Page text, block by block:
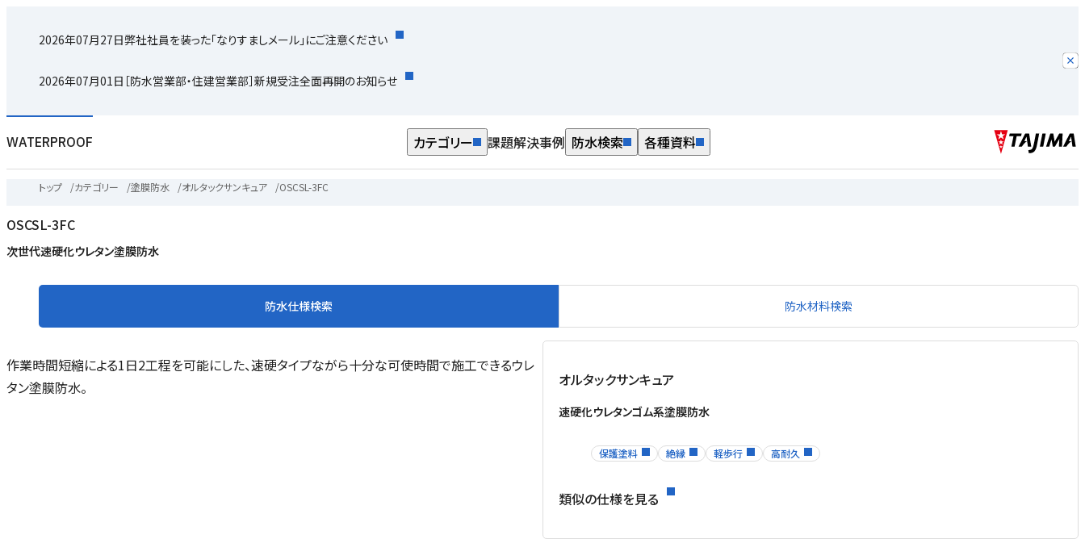
2026年07月27日弊社社員を装った「なりすましメール」にご注意ください
2026年07月01日 ［防水営業部・住建営業部］新規受注全面再開のお知らせ
WATERPROOF カテゴリー 課題解決事例 防水検索 各種資料
トップ /カテゴリー /塗膜防水 /オルタックサンキュア /OSCSL-3FC
OSCSL-3FC
次世代速硬化ウレタン塗膜防水
防水仕様検索 防水材料検索
作業時間短縮による1日2工程を可能にした、速硬タイプながら十分な可使時間で施工できるウレ
タン塗膜防水。
オルタックサンキュア
速硬化ウレタンゴム系塗膜防水
保護塗料 絶縁 軽歩行 高耐久
類似の仕様を見る